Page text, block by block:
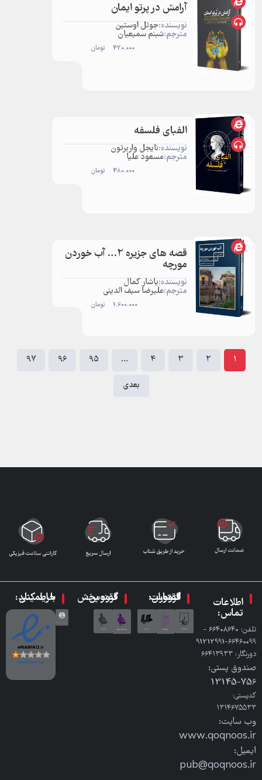
آرامش در پرتو ایمان
نویسنده:جوئل اوستین
مترجم:شبنم سمیعیان
420.000 تومان
الفبای فلسفه
نویسنده:نایجل واربرتون
مترجم:مسعود علیا
480.000 تومان
قصه های جزیره 2… آب خوردن
مورچه
نویسنده:یاشار کمال
مترجم:علیرضا سیف الدینی
1.600.000 تومان
1
2
3
4
…
95
96
97
بعدی
اطلاعات
تماس:
تلفن: ٦٦٤٠٨٦٤٠ -
٦٦٤٦٠٠٩٩-91212991
دورنگار: ٦٦٤١٣٩٣٣
صندوق پستی:
756-13145
کدپستی:
۱۳۱۴۶۷۵۵۳۳
وب سایت:
www.qoqnoos.ir
ایمیل:
pub@qoqnoos.ir
گروه انتشارات ققنوس: گروه پخش ققنوس: با اطمینان خرید کنید: